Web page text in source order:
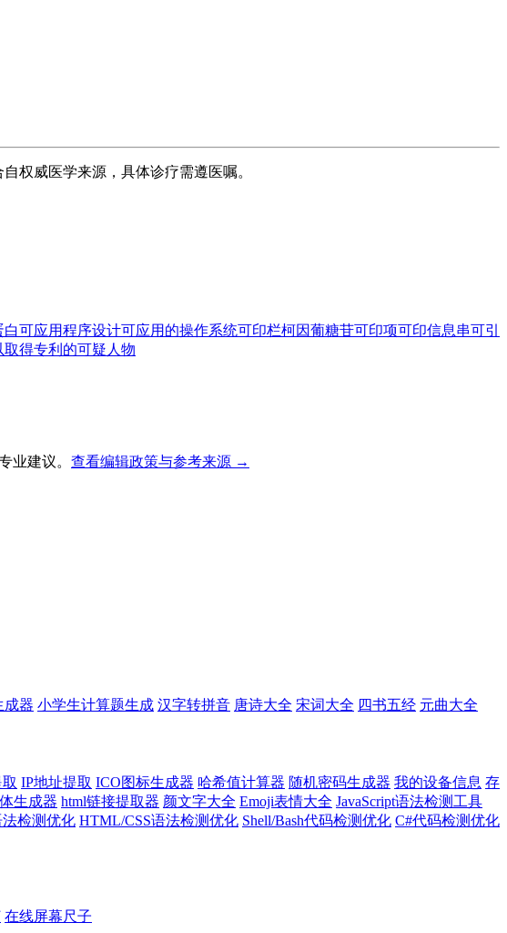
权威医学来源，具体诊疗需遵医嘱。
白可应用程序设计可应用的操作系统可印栏柯因葡糖苷可印项可印信息串可引
取得专利的可疑人物
业建议。 查看编辑政策与参考来源 →
成器 小学生计算题生成 汉字转拼音 唐诗大全 宋词大全 四书五经 元曲大全
IP地址提取 ICO图标生成器 哈希值计算器 随机密码生成器 我的设备信息 存
生成器 html链接提取器 颜文字大全 Emoji表情大全 JavaScript语法检测工具
检测优化 HTML/CSS语法检测优化 Shell/Bash代码检测优化 C#代码检测优化
在线屏幕尺子